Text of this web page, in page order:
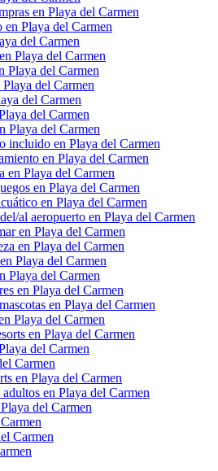
en Playa del Carmen
Playa del Carmen
del Carmen
Playa del Carmen
Playa del Carmen
del Carmen
del Carmen
del Carmen
Playa del Carmen
incluido en Playa del Carmen
en Playa del Carmen
en Playa del Carmen
en Playa del Carmen
en Playa del Carmen
al aeropuerto en Playa del Carmen
en Playa del Carmen
en Playa del Carmen
Playa del Carmen
Playa del Carmen
en Playa del Carmen
en Playa del Carmen
Playa del Carmen
en Playa del Carmen
del Carmen
Carmen
en Playa del Carmen
en Playa del Carmen
del Carmen
Carmen